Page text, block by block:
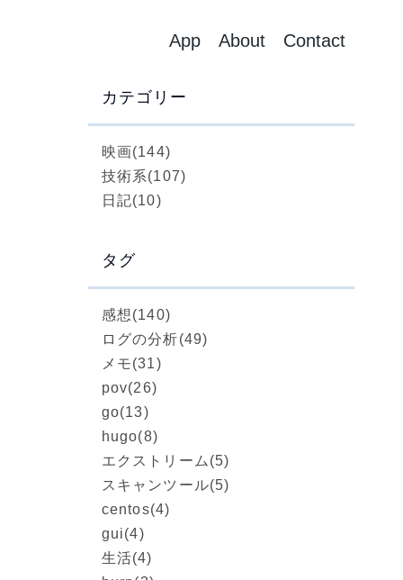
App About Contact
カテゴリー
映画(144)
技術系(107)
日記(10)
タグ
感想(140)
ログの分析(49)
メモ(31)
pov(26)
go(13)
hugo(8)
エクストリーム (5)
スキャンツール(5)
centos(4)
gui(4)
生活(4)